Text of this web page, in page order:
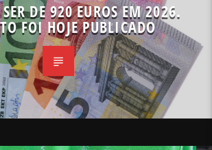
DE 920 EUROS EM 2026.
FOI HOJE PUBLICADO